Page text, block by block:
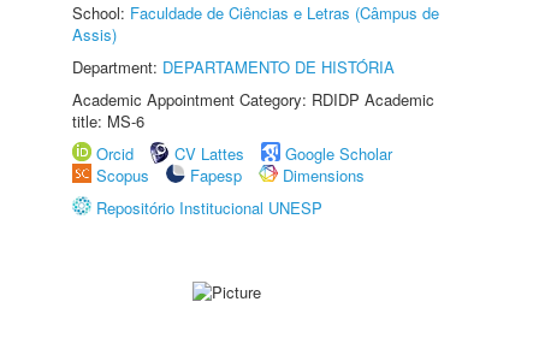
School: Faculdade de Ciências e Letras (Câmpus de
Assis)
Department: DEPARTAMENTO DE HISTÓRIA
Academic Appointment Category: RDIDP Academic
title: MS-6
Orcid
CV Lattes
Google Scholar
Scopus
Fapesp
Dimensions
Repositório Institucional UNESP